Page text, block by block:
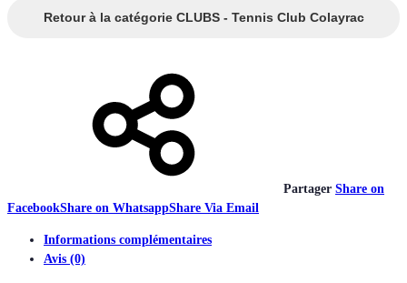
Retour à la catégorie CLUBS - Tennis Club Colayrac
Partager Share on
FacebookShare on WhatsappShare Via Email
Informations complémentaires
Avis (0)